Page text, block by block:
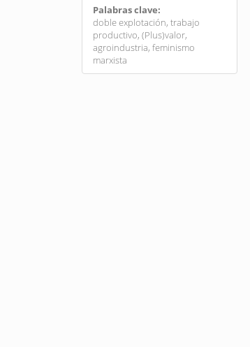
Palabras clave:
doble explotación, trabajo
productivo, (Plus)valor,
agroindustria, feminismo
marxista